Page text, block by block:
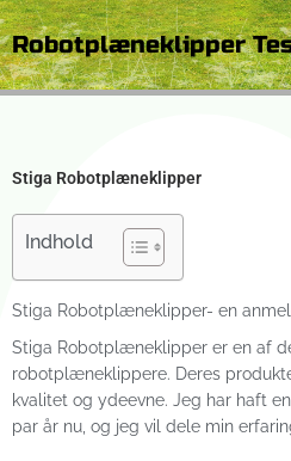
Gå
til
indholdet
Robotplæneklipper
Stiga Robotplæneklipper
Indhold
Stiga Robotplæneklipper- en
Stiga Robotplæneklipper er en af
robotplæneklippere. Deres
kvalitet og ydeevne. Jeg har haft
par år nu, og jeg vil dele min